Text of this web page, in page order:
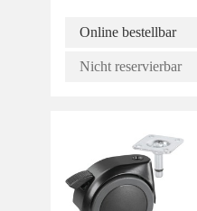
Online bestellbar
Nicht reservierbar